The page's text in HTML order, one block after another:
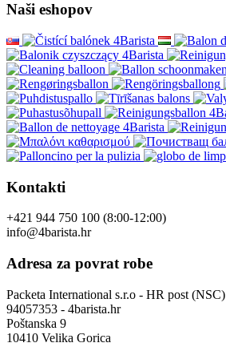
Naši eshopov
Kontakti
+421 944 750 100 (8:00-12:00)
info@4barista.hr
Adresa za povrat robe
Packeta International s.r.o - HR post (NSC)
94057353 - 4barista.hr
Poštanska 9
10410 Velika Gorica